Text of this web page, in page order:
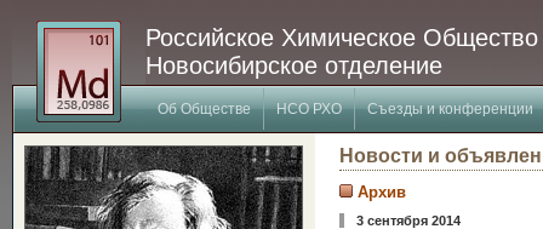
Российское Химическое Общество
Новосибирское отделение
Об Обществе НСО РХО Съезды и конференции
Новости и
Архив
3 сентября 2014